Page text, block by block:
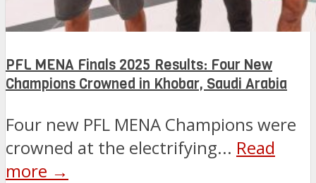
PFL MENA Finals 2025 Results: Four New
Champions Crowned in Khobar, Saudi Arabia
Four new PFL MENA Champions were
crowned at the electrifying... Read
more →